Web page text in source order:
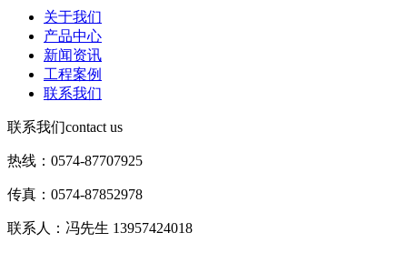
关于我们
产品中心
新闻资讯
工程案例
联系我们
联系我们contact us
热线：0574-87707925
传真：0574-87852978
联系人：冯先生 13957424018